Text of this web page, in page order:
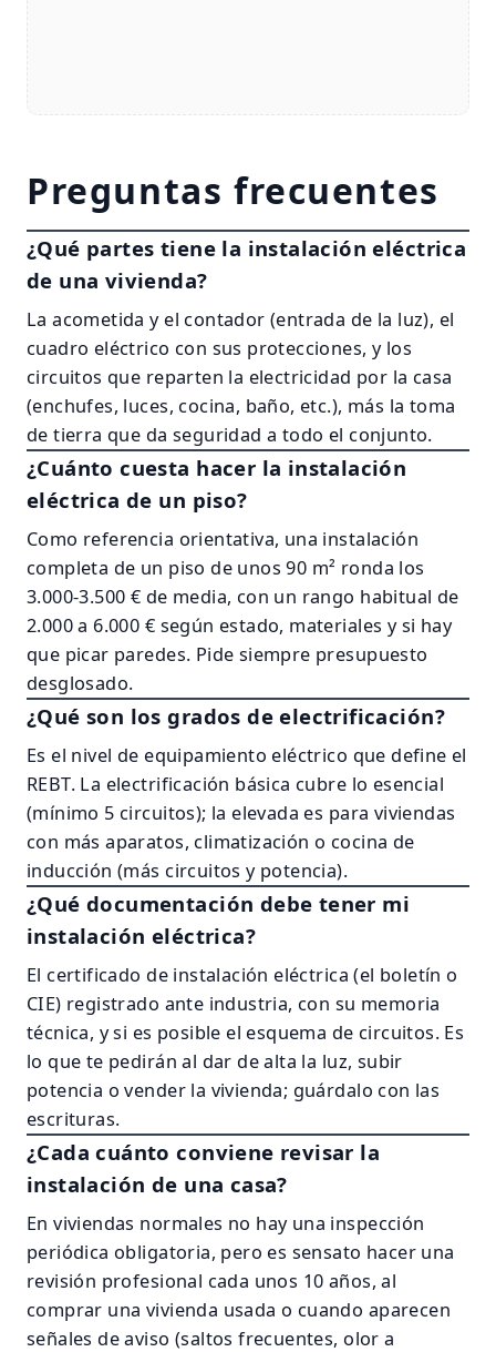
Preguntas frecuentes
¿Qué partes tiene la instalación eléctrica
de una vivienda?
La acometida y el contador (entrada de la luz), el
cuadro eléctrico con sus protecciones, y los
circuitos que reparten la electricidad por la casa
(enchufes, luces, cocina, baño, etc.), más la toma
de tierra que da seguridad a todo el conjunto.
¿Cuánto cuesta hacer la instalación
eléctrica de un piso?
Como referencia orientativa, una instalación
completa de un piso de unos 90 m² ronda los
3.000-3.500 € de media, con un rango habitual de
2.000 a 6.000 € según estado, materiales y si hay
que picar paredes. Pide siempre presupuesto
desglosado.
¿Qué son los grados de electrificación?
Es el nivel de equipamiento eléctrico que define el
REBT. La electrificación básica cubre lo esencial
(mínimo 5 circuitos); la elevada es para viviendas
con más aparatos, climatización o cocina de
inducción (más circuitos y potencia).
¿Qué documentación debe tener mi
instalación eléctrica?
El certificado de instalación eléctrica (el boletín o
CIE) registrado ante industria, con su memoria
técnica, y si es posible el esquema de circuitos. Es
lo que te pedirán al dar de alta la luz, subir
potencia o vender la vivienda; guárdalo con las
escrituras.
¿Cada cuánto conviene revisar la
instalación de una casa?
En viviendas normales no hay una inspección
periódica obligatoria, pero es sensato hacer una
revisión profesional cada unos 10 años, al
comprar una vivienda usada o cuando aparecen
señales de aviso (saltos frecuentes, olor a